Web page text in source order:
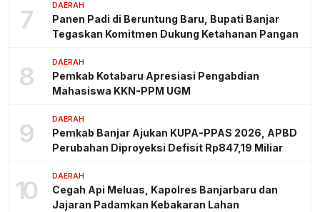
7 DAERAH
Panen Padi di Beruntung Baru, Bupati Banjar
Tegaskan Komitmen Dukung Ketahanan Pangan
8 DAERAH
Pemkab Kotabaru Apresiasi Pengabdian
Mahasiswa KKN-PPM UGM
9 DAERAH
Pemkab Banjar Ajukan KUPA-PPAS 2026, APBD
Perubahan Diproyeksi Defisit Rp847,19 Miliar
10 DAERAH
Cegah Api Meluas, Kapolres Banjarbaru dan
Jajaran Padamkan Kebakaran Lahan